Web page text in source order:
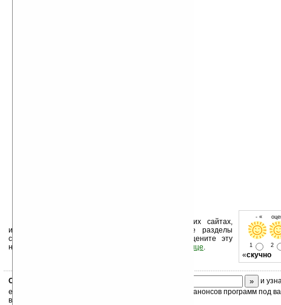
- «
1 2
«скучно
Устанавливайте линк на Ладошки на своих сайтах,
изучайте коммерческую информацию, посещайте разделы
сайта (форум, чат, новости, файлы, прочие). Оцените эту
новость и оставьте свой комментарий
ниже на странице.
Скоро
и
ежедневный или еженедельный дайджест новостей, анонсов программ под
ваш почтовый ящик.